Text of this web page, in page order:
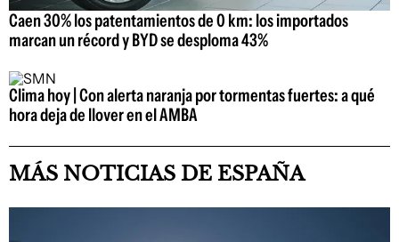
Caen 30% los patentamientos de 0 km: los importados
marcan un récord y BYD se desploma 43%
Clima hoy | Con alerta naranja por tormentas fuertes: a qué
hora deja de llover en el AMBA
MÁS NOTICIAS DE ESPAÑA